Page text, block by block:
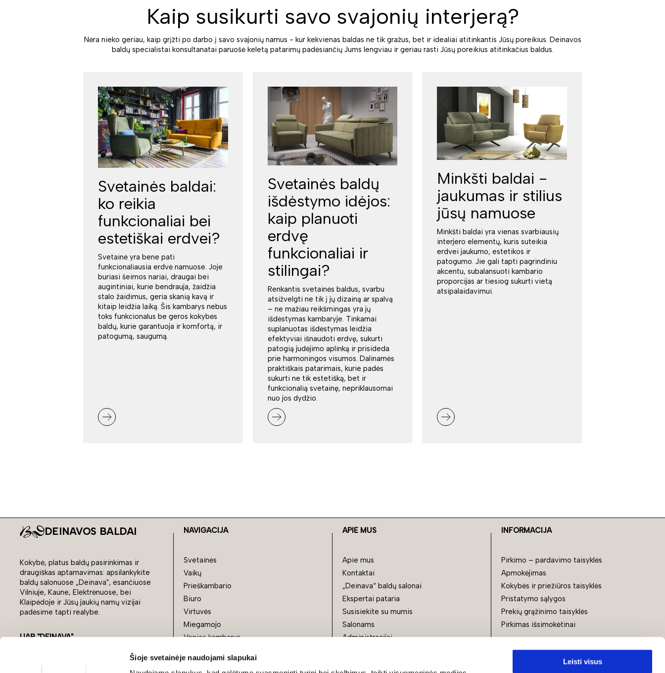
Šioje svetainėje naudojami slapukai
Leisti visus
Kaip susikurti savo svajonių interjerą?
Nėra nieko geriau, kaip grįžti po darbo į savo svajonių namus - kur kekvienas baldas ne tik gražus, bet ir idealiai atitinkantis Jūsų poreikius. Deinavos
baldų specialistai konsultanatai paruošė keletą patarimų padėsiančių Jums lengviau ir geriau rasti Jūsų poreikius atitinkačius baldus.
Svetainės baldai:
ko reikia
funkcionaliai bei
estetiškai erdvei?
Svetainė yra bene pati
funkcionaliausia erdvė namuose. Joje
buriasi šeimos nariai, draugai bei
augintiniai, kurie bendrauja, žaidžia
stalo žaidimus, geria skanią kavą ir
kitaip leidžia laiką. Šis kambarys nebus
toks funkcionalus be geros kokybės
baldų, kurie garantuoja ir komfortą, ir
patogumą, saugumą.
Svetainės baldų
išdėstymo idėjos:
kaip planuoti
erdvę
funkcionaliai ir
stilingai?
Renkantis svetainės baldus, svarbu
atsižvelgti ne tik į jų dizainą ar spalvą
– ne mažiau reikšmingas yra jų
išdėstymas kambaryje. Tinkamai
suplanuotas išdėstymas leidžia
efektyviai išnaudoti erdvę, sukurti
patogią judėjimo aplinką ir prisideda
prie harmoningos visumos. Dalinamės
praktiškais patarimais, kurie padės
sukurti ne tik estetišką, bet ir
funkcionalią svetainę, nepriklausomai
nuo jos dydžio.
Minkšti baldai -
jaukumas ir stilius
jūsų namuose
Minkšti baldai yra vienas svarbiausių
interjero elementų, kuris suteikia
erdvei jaukumo, estetikos ir
patogumo. Jie gali tapti pagrindiniu
akcentu, subalansuoti kambario
proporcijas ar tiesiog sukurti vietą
atsipalaidavimui.
DEINAVOS BALDAI
Kokybė, platus baldų pasirinkimas ir
draugiškas aptarnavimas: apsilankykite
baldų salonuose „Deinava", esančiuose
Vilniuje, Kaune, Elektrėnuose, bei
Klaipėdoje ir Jūsų jaukių namų vizijai
padėsime tapti realybe.
UAB "DEINAVA"
NAVIGACIJA
Svetainės
Vaikų
Prieškambario
Biuro
Virtuvės
Miegamojo
Vonios kambarys
Stiliai
APIE MUS
Apie mus
Kontaktai
„Deinava“ baldų salonai
Ekspertai pataria
Susisiekite su mumis
Salonams
Administracijai
INFORMACIJA
Pirkimo – pardavimo taisyklės
Apmokėjimas
Kokybės ir priežiūros taisyklės
Pristatymo sąlygos
Prekių grąžinimo taisyklės
Pirkimas išsimokėtinai